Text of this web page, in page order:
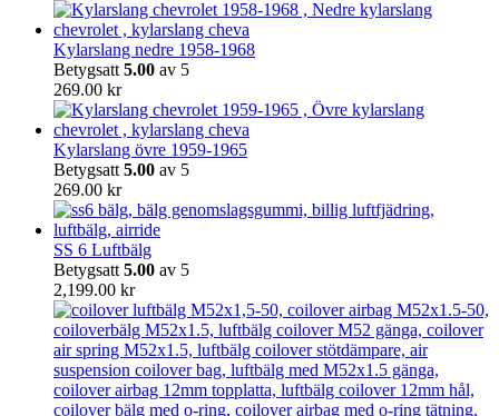
Kylarslang nedre 1958-1968
Betygsatt5.00 av 5
269.00 kr
Kylarslang övre 1959-1965
Betygsatt5.00 av 5
269.00 kr
SS 6 Luftbälg
Betygsatt5.00 av 5
2,199.00 kr